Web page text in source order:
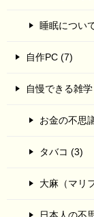
睡眠につい
自作PC (7)
自慢できる雑
お金の不思
タバコ (3)
大麻（マリ
日本人の不